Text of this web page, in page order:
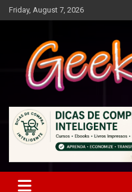
Skip
to
Friday, August 7, 2026
Geek Chic